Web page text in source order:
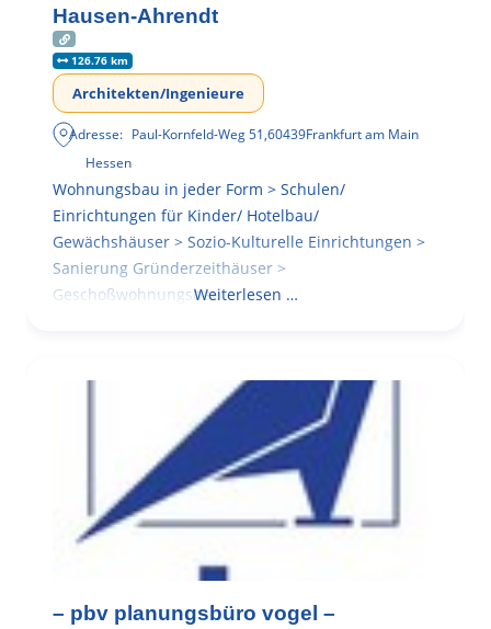
Hausen-Ahrendt
126.76 km
Architekten/Ingenieure
Adresse: Paul-Kornfeld-Weg 51,60439Frankfurt am Main
Hessen
Wohnungsbau in jeder Form > Schulen/
Einrichtungen für Kinder/ Hotelbau/
Gewächshäuser > Sozio-Kulturelle Einrichtungen >
Sanierung Gründerzeithäuser >
GeschoßwohnungsbauWeiterlesen …
– pbv planungsbüro vogel –